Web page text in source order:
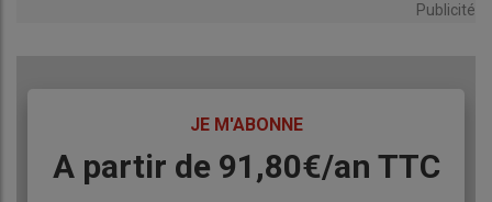
Publicité
JE M'ABONNE
Body
A partir de 91,80€/an​ TTC